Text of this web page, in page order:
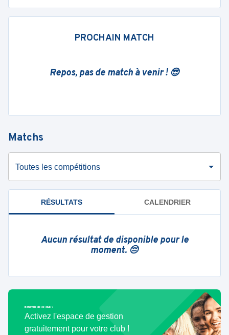
PROCHAIN MATCH
Repos, pas de match à venir ! 😎
Matchs
Toutes les compétitions
RÉSULTATS CALENDRIER
Aucun résultat de disponible pour le
moment. 😔
Bénévole de ce club ?
Activez l'espace de gestion
gratuitement pour votre club !